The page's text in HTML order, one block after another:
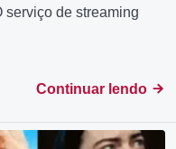
serviço de streaming
Continuar lendo